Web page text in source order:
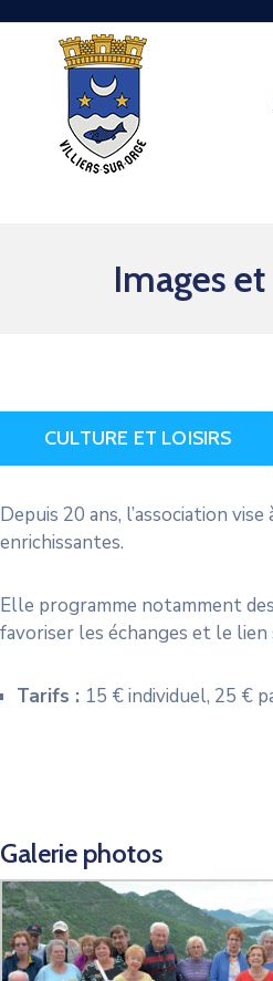
Images
CULTURE ET LOISIRS
Depuis 20 ans, l’association
enrichissantes.
Elle programme notamment
favoriser les échanges et le
Tarifs : 15 € individuel, 25 €
Galerie photos